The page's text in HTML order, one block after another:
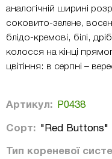
аналогічній ширині
соковито-зелене,
блідо-кремові, білі,
колосся на кінці
цвітіння: в серпні –
Артикул: Р0438
Сорт: "Red Buttons"
Тип кореневої